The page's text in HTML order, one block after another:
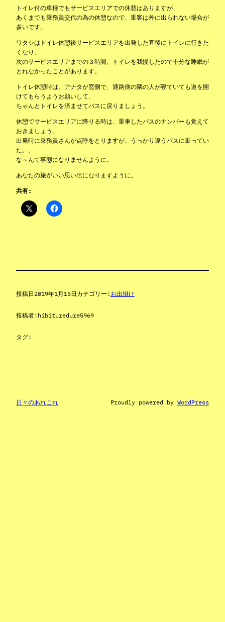
トイレ付の車種でもサービスエリアでの休憩はありますが、
あくまでも乗務員交代の為の休憩なので、乗客は外に出られない場合が
多いです。
ワタシはトイレ休憩後サービスエリアを出発した直後にトイレに行きた
くなり、
次のサービスエリアまでの３時間、トイレを我慢したので十分な睡眠が
とれなかったことがあります。
トイレ休憩時は、アナタが窓側で、通路側の隣の人が寝ていても道を開
けてもらうようお願いして、
ちゃんとトイレを済ませてバスに戻りましょう。
休憩でサービスエリアに降りる時は、乗車したバスのナンバーも覚えて
おきましょう。
出発時に乗務員さんが点呼をとりますが、うっかり違うバスに乗ってい
た。。
な～んて事態になりませんように。
あなたの旅がいい思い出になりますように。
共有:
投稿日2019年1月15日 カテゴリー: お出掛け
投稿者: hibituredure5969
タグ:
日々のあれこれ Proudly powered by WordPress